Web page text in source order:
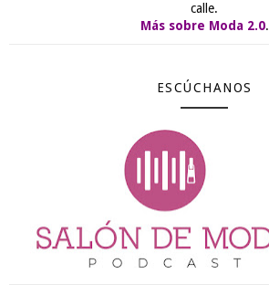
calle.
Más sobre Moda 2.0.
ESCÚCHANOS